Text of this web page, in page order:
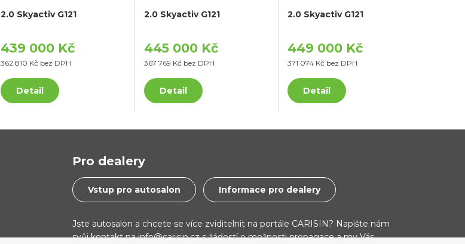
2.0 Skyactiv G121
439 000 Kč
362 810 Kč bez DPH
Detail
2.0 Skyactiv G121
445 000 Kč
367 769 Kč bez DPH
Detail
2.0 Skyactiv G121
449 000 Kč
371 074 Kč bez DPH
Detail
Pro dealery
Vstup pro autosalon Informace pro dealery
Jste autosalon a chcete se více zviditelnit na portále CARISIN? Napište nám
svůj kontakt na info@carisin.cz s žádostí o možnosti propagace a my Vás